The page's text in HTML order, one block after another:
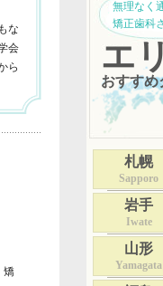
な
会
ら
矯
無理なく
矯正歯科
エ
おすすめ
札幌
Sapporo
岩手
Iwate
山形
Yamagata